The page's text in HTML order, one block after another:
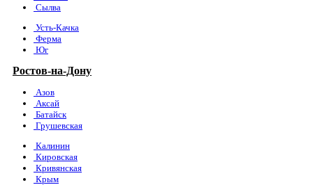
Сылва
Усть-Качка
Ферма
Юг
Ростов-на-Дону
Азов
Аксай
Батайск
Грушевская
Калинин
Кировская
Кривянская
Крым